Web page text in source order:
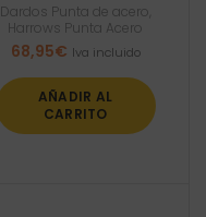
Dardos Punta de acero
Harrows Punta Acero
68,95€ Iva incluido
AÑADIR AL
CARRITO